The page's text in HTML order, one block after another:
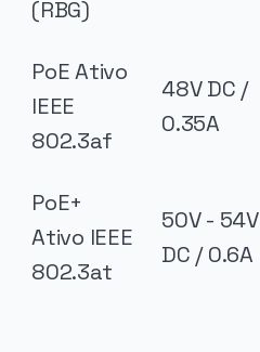
(RBG)
PoE Ativo
IEEE
802.3af
48V DC /
0.35A
PoE+
Ativo IEEE
802.3at
50V - 54V
DC / 0.6A